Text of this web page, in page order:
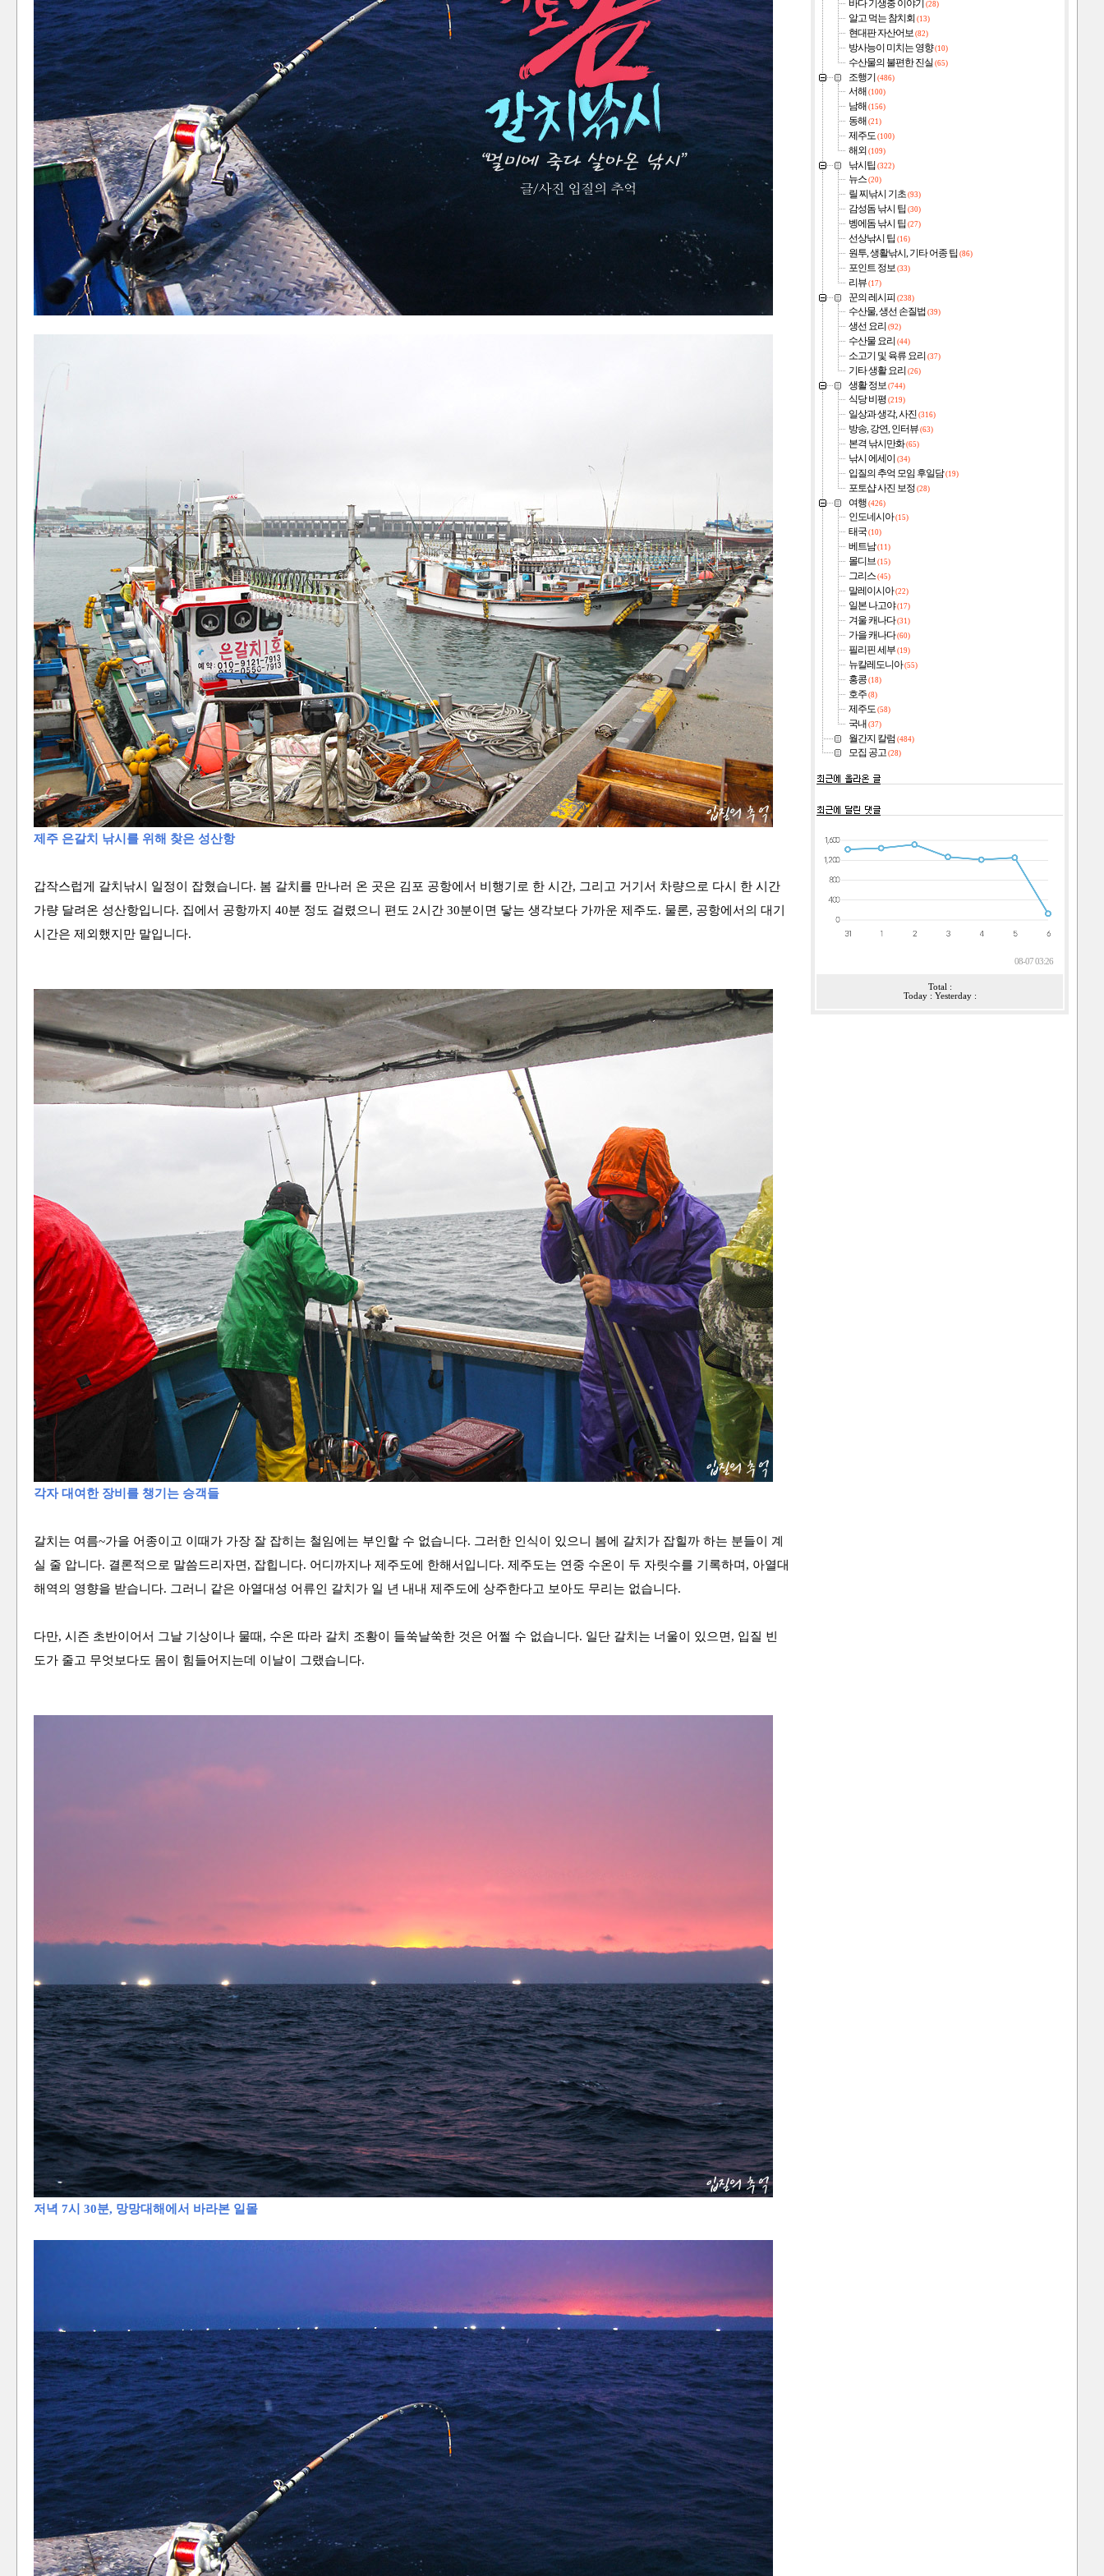
제주 은갈치 낚시를 위해 찾은 성산항
갑작스럽게 갈치낚시 일정이 잡혔습니다. 봄 갈치를 만나러 온 곳은 김포 공항에서 비행기로 한 시간, 그리고 거기서 차량으로 다시 한 시간
가량 달려온 성산항입니다. 집에서 공항까지 40분 정도 걸렸으니 편도 2시간 30분이면 닿는 생각보다 가까운 제주도. 물론, 공항에서의 대기
시간은 제외했지만 말입니다.
각자 대여한 장비를 챙기는 승객들
갈치는 여름~가을 어종이고 이때가 가장 잘 잡히는 철임에는 부인할 수 없습니다. 그러한 인식이 있으니 봄에 갈치가 잡힐까 하는 분들이 계
실 줄 압니다. 결론적으로 말씀드리자면, 잡힙니다. 어디까지나 제주도에 한해서입니다. 제주도는 연중 수온이 두 자릿수를 기록하며, 아열대
해역의 영향을 받습니다. 그러니 같은 아열대성 어류인 갈치가 일 년 내내 제주도에 상주한다고 보아도 무리는 없습니다.
다만, 시즌 초반이어서 그날 기상이나 물때, 수온 따라 갈치 조황이 들쑥날쑥한 것은 어쩔 수 없습니다. 일단 갈치는 너울이 있으면, 입질 빈
도가 줄고 무엇보다도 몸이 힘들어지는데 이날이 그랬습니다.
저녁 7시 30분, 망망대해에서 바라본 일몰
바다 기생충 이야기 (28)
알고 먹는 참치회 (13)
현대판 자산어보 (82)
방사능이 미치는 영향(10)
수산물의 불편한 진실 (65)
조행기 (486)
서해 (100)
남해 (156)
동해 (21)
제주도 (100)
해외 (109)
낚시팁(322)
뉴스 (20)
릴 찌낚시 기초 (93)
감성돔 낚시 팁 (30)
벵에돔 낚시 팁 (27)
선상낚시 팁 (16)
원투, 생활낚시, 기타 어종 팁 (86)
포인트 정보 (33)
리뷰 (17)
꾼의 레시피 (238)
수산물, 생선 손질법 (39)
생선 요리 (92)
수산물 요리 (44)
소고기 및 육류 요리 (37)
기타 생활 요리 (26)
생활 정보 (744)
식당 비평 (219)
일상과 생각, 사진 (316)
방송, 강연, 인터뷰 (63)
본격 낚시만화(65)
낚시 에세이 (34)
입질의 추억 모임 후일담(19)
포토샵 사진 보정 (28)
여행 (426)
인도네시아(15)
태국 (10)
베트남(11)
몰디브 (15)
그리스 (45)
말레이시아(22)
일본 나고야(17)
겨울 캐나다(31)
가을 캐나다(60)
필리핀 세부 (19)
뉴칼레도니아(55)
홍콩 (18)
호주 (8)
제주도 (58)
국내 (37)
월간지 칼럼 (484)
모집 공고 (28)
최근에 올라온 글
최근에 달린 댓글
08-07 03:26
Total :
Today : Yesterday :